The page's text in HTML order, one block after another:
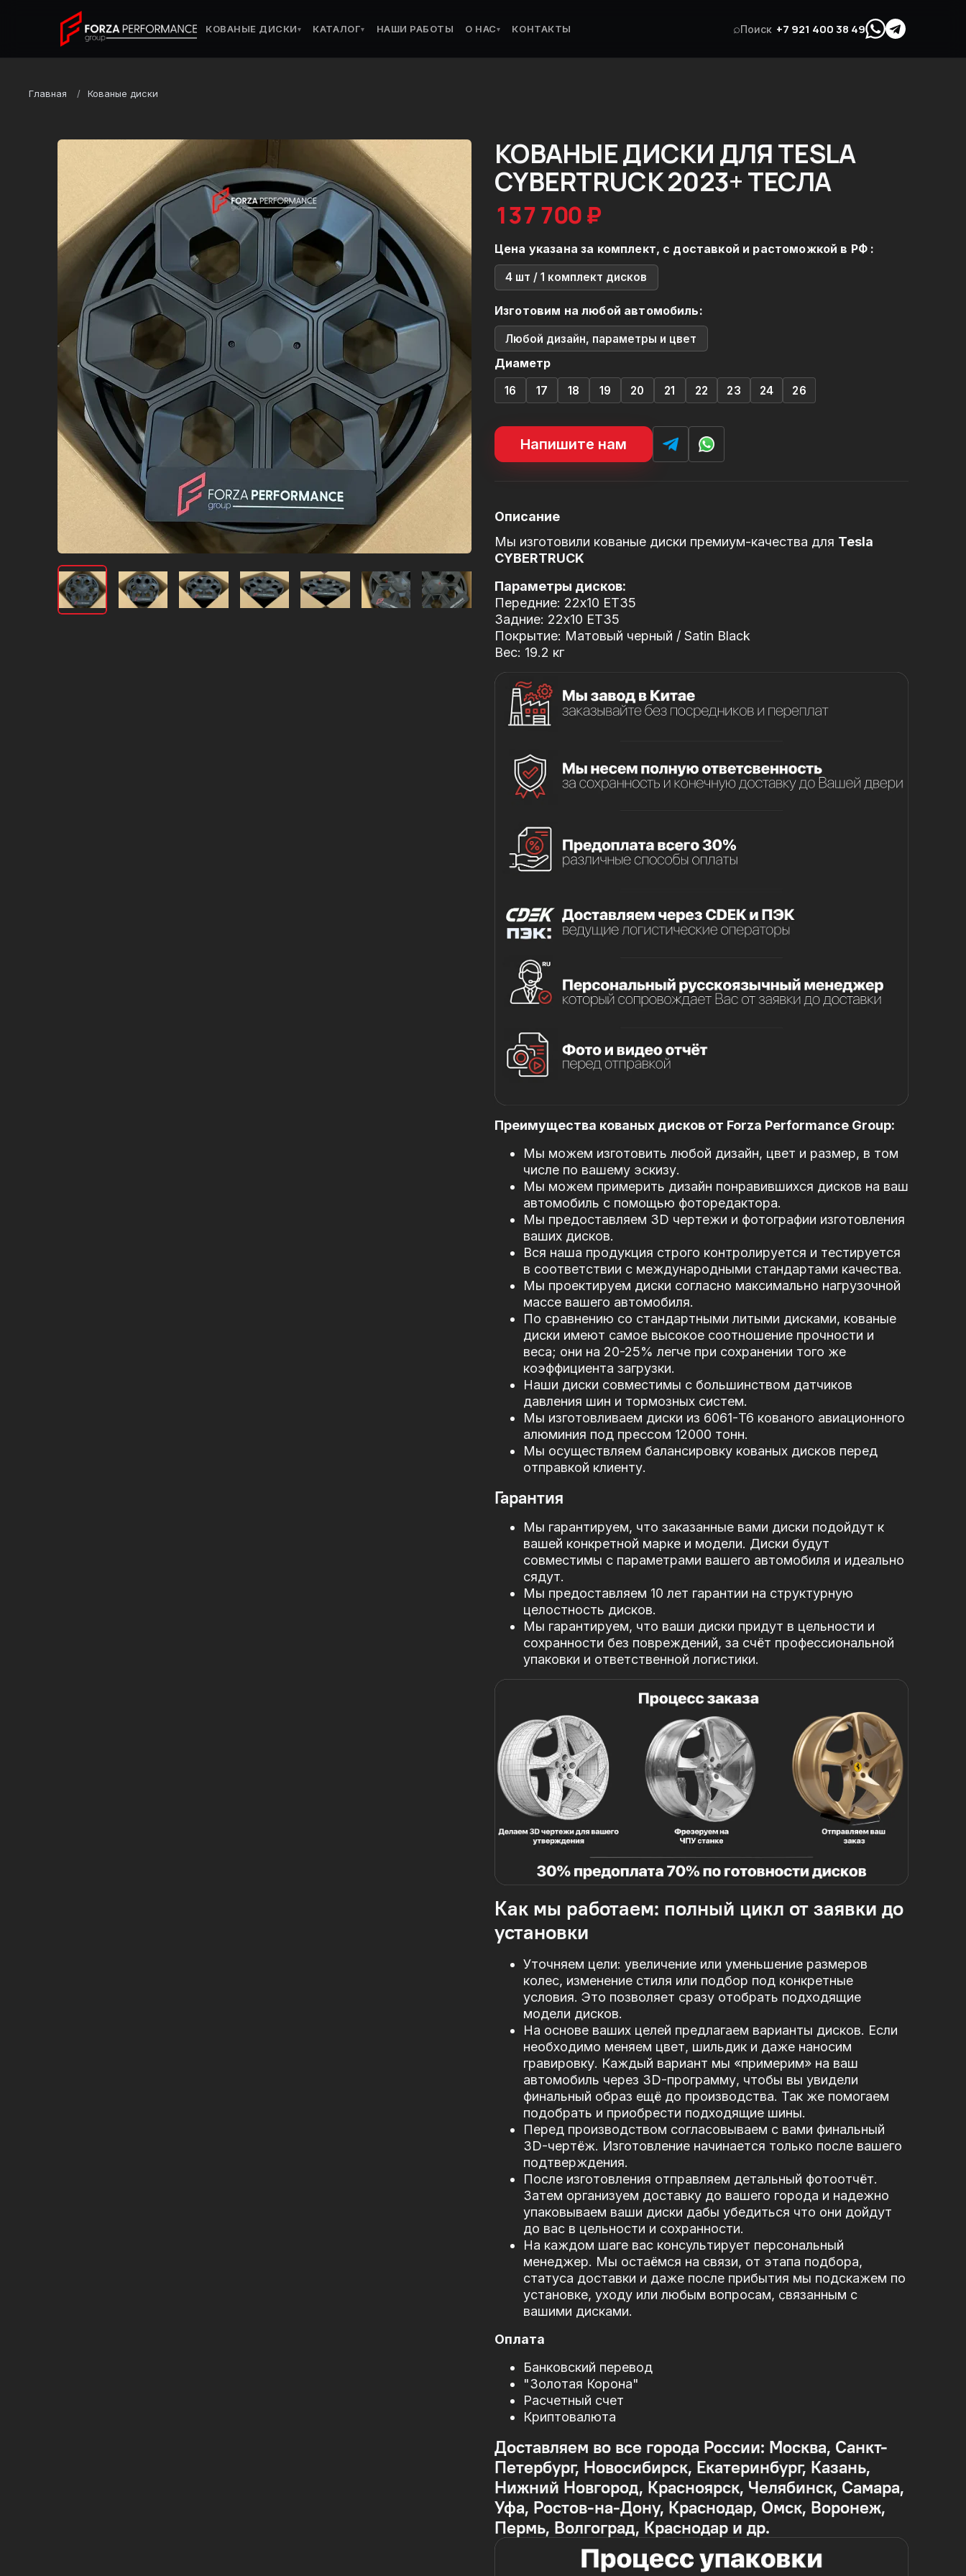
КОВАНЫЕ ДИСКИ▾ КАТАЛОГ▾ НАШИ РАБОТЫ О НАС▾ КОНТАКТЫ ⌕Поиск +7 921 400 38 49
Главная Кованые диски
КОВАНЫЕ ДИСКИ ДЛЯ TESLA
CYBERTRUCK 2023+ ТЕСЛА
137 700 ₽
Цена указана за комплект, с доставкой и растоможкой в РФ :
4 шт / 1 комплект дисков
Изготовим на любой автомобиль:
Любой дизайн, параметры и цвет
Диаметр
16 17 18 19 20 21 22 23 24 26
Напишите нам
Описание
Мы изготовили кованые диски премиум-качества для Tesla
CYBERTRUCK
Параметры дисков:
Передние: 22x10 ET35
Задние: 22x10 ET35
Покрытие: Матовый черный / Satin Black
Вес: 19.2 кг
Преимущества кованых дисков от Forza Performance Group:
Мы можем изготовить любой дизайн, цвет и размер, в том
числе по вашему эскизу.
Мы можем примерить дизайн понравившихся дисков на ваш
автомобиль с помощью фоторедактора.
Мы предоставляем 3D чертежи и фотографии изготовления
ваших дисков.
Вся наша продукция строго контролируется и тестируется
в соответствии с международными стандартами качества.
Мы проектируем диски согласно максимально нагрузочной
массе вашего автомобиля.
По сравнению со стандартными литыми дисками, кованые
диски имеют самое высокое соотношение прочности и
веса; они на 20-25% легче при сохранении того же
коэффициента загрузки.
Наши диски совместимы с большинством датчиков
давления шин и тормозных систем.
Мы изготовливаем диски из 6061-T6 кованого авиационного
алюминия под прессом 12000 тонн.
Мы осуществляем балансировку кованых дисков перед
отправкой клиенту.
Гарантия
Мы гарантируем, что заказанные вами диски подойдут к
вашей конкретной марке и модели. Диски будут
совместимы с параметрами вашего автомобиля и идеально
сядут.
Мы предоставляем 10 лет гарантии на структурную
целостность дисков.
Мы гарантируем, что ваши диски придут в цельности и
сохранности без повреждений, за счёт профессиональной
упаковки и ответственной логистики.
Как мы работаем: полный цикл от заявки до
установки
Уточняем цели: увеличение или уменьшение размеров
колес, изменение стиля или подбор под конкретные
условия. Это позволяет сразу отобрать подходящие
модели дисков.
На основе ваших целей предлагаем варианты дисков. Если
необходимо меняем цвет, шильдик и даже наносим
гравировку. Каждый вариант мы «примерим» на ваш
автомобиль через 3D-программу, чтобы вы увидели
финальный образ ещё до производства. Так же помогаем
подобрать и приобрести подходящие шины.
Перед производством согласовываем с вами финальный
3D-чертёж. Изготовление начинается только после вашего
подтверждения.
После изготовления отправляем детальный фотоотчёт.
Затем организуем доставку до вашего города и надежно
упаковываем ваши диски дабы убедиться что они дойдут
до вас в цельности и сохранности.
На каждом шаге вас консультирует персональный
менеджер. Мы остаёмся на связи, от этапа подбора,
статуса доставки и даже после прибытия мы подскажем по
установке, уходу или любым вопросам, связанным с
вашими дисками.
Оплата
Банковский перевод
"Золотая Корона"
Расчетный счет
Криптовалюта
Доставляем во все города России: Москва, Санкт-
Петербург, Новосибирск, Екатеринбург, Казань,
Нижний Новгород, Красноярск, Челябинск, Самара,
Уфа, Ростов-на-Дону, Краснодар, Омск, Воронеж,
Пермь, Волгоград, Краснодар и др.